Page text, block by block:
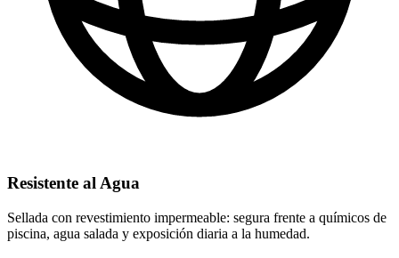
Resistente al Agua
Sellada con revestimiento impermeable: segura frente a químicos de
piscina, agua salada y exposición diaria a la humedad.